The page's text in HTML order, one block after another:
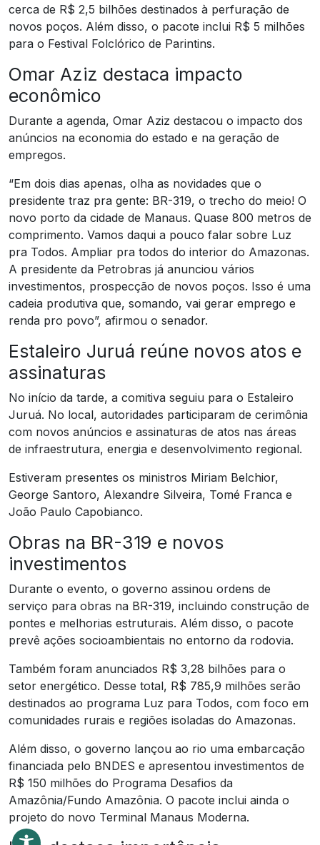
cerca de R$ 2,5 bilhões destinados à perfuração de
novos poços. Além disso, o pacote inclui R$ 5 milhões
para o Festival Folclórico de Parintins.
Omar Aziz destaca impacto
econômico
Durante a agenda, Omar Aziz destacou o impacto dos
anúncios na economia do estado e na geração de
empregos.
“Em dois dias apenas, olha as novidades que o
presidente traz pra gente: BR-319, o trecho do meio! O
novo porto da cidade de Manaus. Quase 800 metros de
comprimento. Vamos daqui a pouco falar sobre Luz
pra Todos. Ampliar pra todos do interior do Amazonas.
A presidente da Petrobras já anunciou vários
investimentos, prospecção de novos poços. Isso é uma
cadeia produtiva que, somando, vai gerar emprego e
renda pro povo”, afirmou o senador.
Estaleiro Juruá reúne novos atos e
assinaturas
No início da tarde, a comitiva seguiu para o Estaleiro
Juruá. No local, autoridades participaram de cerimônia
com novos anúncios e assinaturas de atos nas áreas
de infraestrutura, energia e desenvolvimento regional.
Estiveram presentes os ministros Miriam Belchior,
George Santoro, Alexandre Silveira, Tomé Franca e
João Paulo Capobianco.
Obras na BR-319 e novos
investimentos
Durante o evento, o governo assinou ordens de
serviço para obras na BR-319, incluindo construção de
pontes e melhorias estruturais. Além disso, o pacote
prevê ações socioambientais no entorno da rodovia.
Também foram anunciados R$ 3,28 bilhões para o
setor energético. Desse total, R$ 785,9 milhões serão
destinados ao programa Luz para Todos, com foco em
comunidades rurais e regiões isoladas do Amazonas.
Além disso, o governo lançou ao rio uma embarcação
financiada pelo BNDES e apresentou investimentos de
R$ 150 milhões do Programa Desafios da
Amazônia/Fundo Amazônia. O pacote inclui ainda o
projeto do novo Terminal Manaus Moderna.